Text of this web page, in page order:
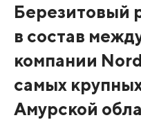
Березитовый
в состав
компании
самых
Амурской